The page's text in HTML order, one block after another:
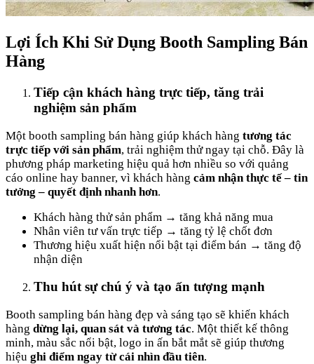
Lợi Ích Khi Sử Dụng Booth Sampling Bán
Hàng
Tiếp cận khách hàng trực tiếp, tăng trải
nghiệm sản phẩm
Một booth sampling bán hàng giúp khách hàng tương tác
trực tiếp với sản phẩm, trải nghiệm thử ngay tại chỗ. Đây là
phương pháp marketing hiệu quả hơn nhiều so với quảng
cáo online hay banner, vì khách hàng cảm nhận thực tế – tin
tưởng – quyết định nhanh hơn.
Khách hàng thử sản phẩm → tăng khả năng mua
Nhân viên tư vấn trực tiếp → tăng tỷ lệ chốt đơn
Thương hiệu xuất hiện nổi bật tại điểm bán → tăng độ
nhận diện
Thu hút sự chú ý và tạo ấn tượng mạnh
Booth sampling bán hàng đẹp và sáng tạo sẽ khiến khách
hàng dừng lại, quan sát và tương tác. Một thiết kế thông
minh, màu sắc nổi bật, logo in ấn bắt mắt sẽ giúp thương
hiệu ghi điểm ngay từ cái nhìn đầu tiên.